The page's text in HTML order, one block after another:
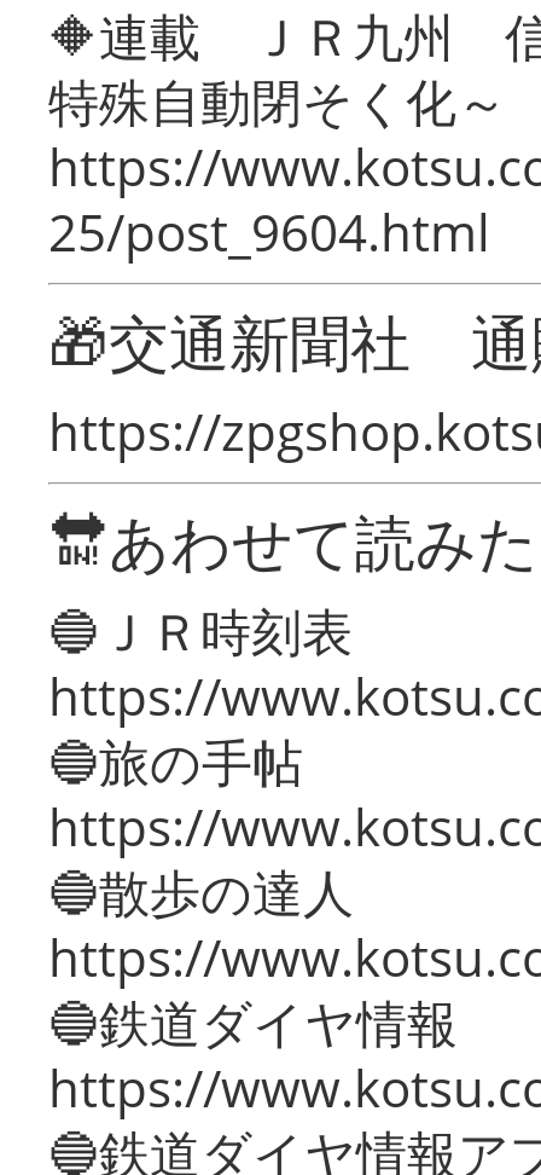
🔶連載 ＪＲ九州 信
特殊自動閉そく化～
https://
25/post_9604.html
🎁交通新聞社
https://
🔛あわせて読み
🔵ＪＲ時刻表
https://
🔵旅の手帖
https://
🔵散歩の達人
https://
🔵鉄道ダイヤ情報
https://
🔵鉄道ダイヤ情報ア